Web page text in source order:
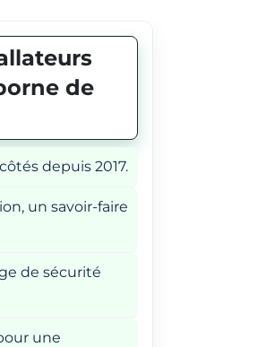
de
depuis 2017.
un savoir-faire
de sécurité
une